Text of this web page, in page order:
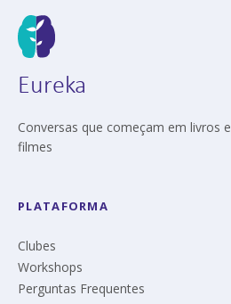
Eureka
Conversas que começam em livros e
filmes
PLATAFORMA
Clubes
Workshops
Perguntas Frequentes